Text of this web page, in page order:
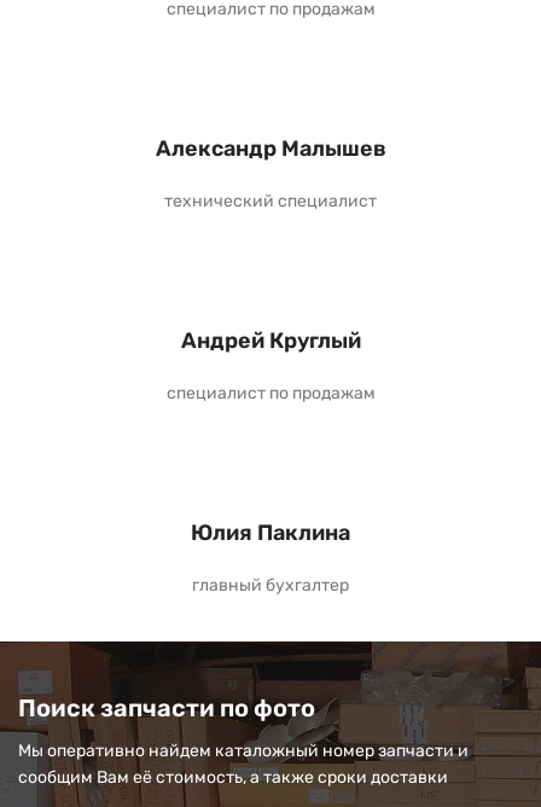
специалист по продажам
Александр Малышев
технический специалист
Андрей Круглый
специалист по продажам
Юлия Паклина
главный бухгалтер
Поиск запчасти по фото
Мы оперативно найдем каталожный номер запчасти и
сообщим Вам её стоимость, а также сроки доставки